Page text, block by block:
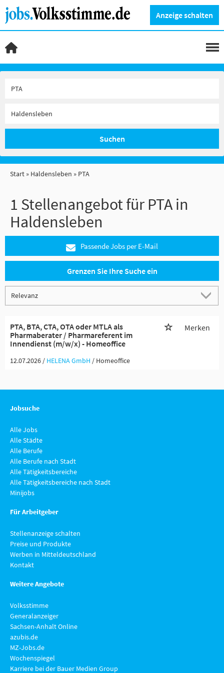
Anzeige schalten
Suchen
Start Haldensleben PTA
1 Stellenangebot für PTA in
Haldensleben
Passende Jobs per E-Mail
Grenzen Sie Ihre Suche ein
PTA, BTA, CTA, OTA oder MTLA als
Pharmaberater / Pharmareferent im
Innendienst (m/w/x) - Homeoffice
Merken
12.07.2026 / HELENA GmbH / Homeoffice
Jobsuche
Alle Jobs
Alle Städte
Alle Berufe
Alle Berufe nach Stadt
Alle Tätigkeitsbereiche
Alle Tätigkeitsbereiche nach Stadt
Minijobs
Für Arbeitgeber
Stellenanzeige schalten
Preise und Produkte
Werben in Mitteldeutschland
Kontakt
Weitere Angebote
Volksstimme
Generalanzeiger
Sachsen-Anhalt Online
azubis.de
MZ-Jobs.de
Wochenspiegel
Karriere bei der Bauer Medien Group